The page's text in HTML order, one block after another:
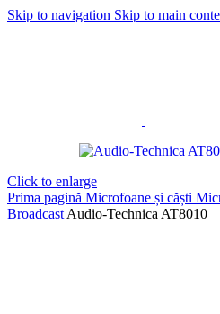
Skip to navigation Skip to main
Click to enlarge
Prima pagină Microfoane și căști
Broadcast Audio-Technica AT8010